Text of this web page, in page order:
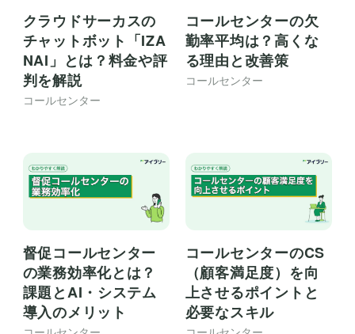
クラウドサーカスの
チャットボット「IZA
NAI」とは？料金や評
判を解説
コールセンター
コールセンターの欠
勤率平均は？高くな
る理由と改善策
コールセンター
督促コールセンター
の業務効率化とは？
課題とAI・システム
導入のメリット
コールセンターのCS
（顧客満足度）を向
上させるポイントと
必要なスキル